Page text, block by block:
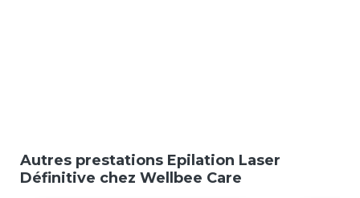
Autres prestations Epilation Laser
Définitive chez Wellbee Care